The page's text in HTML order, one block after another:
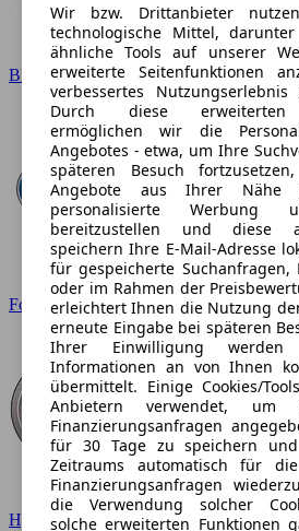
BMW
Ford
Hyundai
Wir bzw. Drittanbieter
technologische Mittel,
ähnliche Tools auf unserer
erweiterte Seitenfunktionen
verbessertes
Durch diese erweiterten
ermöglichen wir die
Angebotes - etwa, um Ihre
späteren Besuch
Angebote aus Ihrer Nähe
personalisierte Werbung
bereitzustellen und diese
speichern Ihre E-Mail-Adresse
für gespeicherte Suchanfragen,
oder im Rahmen der
erleichtert Ihnen die Nutzung
erneute Eingabe bei späteren
Ihrer Einwilligung werden
Informationen an von Ihnen
übermittelt. Einige Cookies/
Anbietern verwendet,
Finanzierungsanfragen
für 30 Tage zu speichern
Zeitraums automatisch für
Finanzierungsanfragen
die Verwendung solcher
solche erweiterten Funktionen